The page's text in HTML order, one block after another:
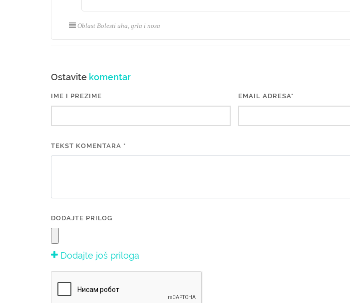
Oblast Bolesti uha, grla i nosa
Ostavite komentar
IME I PREZIME EMAIL ADRESA*
TEKST KOMENTARA *
DODAJTE PRILOG
Dodajte još priloga